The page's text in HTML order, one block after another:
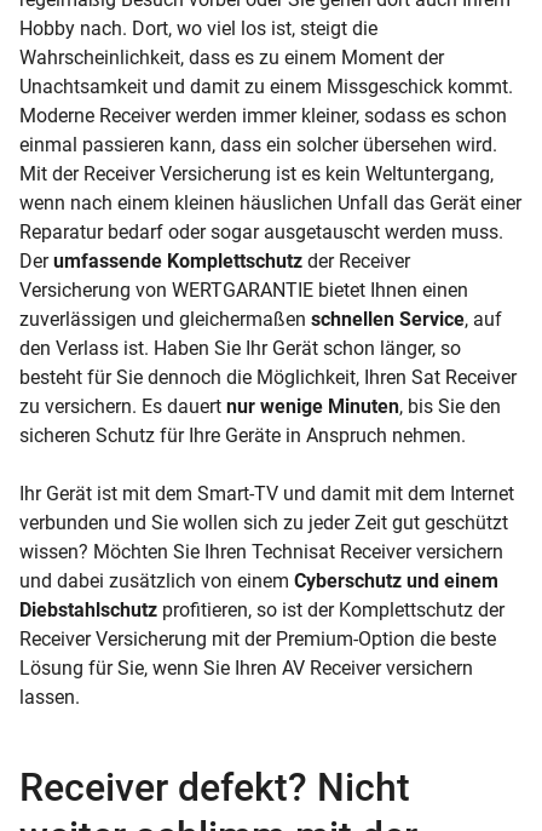
Hobby nach. Dort, wo viel los ist, steigt die
Wahrscheinlichkeit, dass es zu einem Moment der
Unachtsamkeit und damit zu einem Missgeschick kommt.
Moderne Receiver werden immer kleiner, sodass es schon
einmal passieren kann, dass ein solcher übersehen wird.
Mit der Receiver Versicherung ist es kein Weltuntergang,
wenn nach einem kleinen häuslichen Unfall das Gerät einer
Reparatur bedarf oder sogar ausgetauscht werden muss.
Derumfassende Komplettschutz der Receiver
Versicherung von WERTGARANTIE bietet Ihnen einen
zuverlässigen und gleichermaßen schnellen Service, auf
den Verlass ist. Haben Sie Ihr Gerät schon länger, so
besteht für Sie dennoch die Möglichkeit, Ihren Sat Receiver
zu versichern. Es dauert nur wenige Minuten, bis Sie den
sicheren Schutz für Ihre Geräte in Anspruch nehmen.
Ihr Gerät ist mit dem Smart-TV und damit mit dem Internet
verbunden und Sie wollen sich zu jeder Zeit gut geschützt
wissen? Möchten Sie Ihren Technisat Receiver versichern
und dabei zusätzlich von einem Cyberschutz und einem
Diebstahlschutz profitieren, so ist der Komplettschutz der
Receiver Versicherung mit der Premium-Option die beste
Lösung für Sie, wenn Sie Ihren AV Receiver versichern
lassen.
Receiver defekt? Nicht